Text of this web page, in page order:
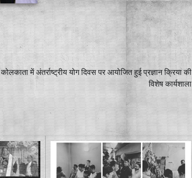
कोलकाता में अंतर्राष्ट्रीय योग दिवस पर आयोजित हुई प्रज्ञान क्रिया की
विशेष कार्यशाला